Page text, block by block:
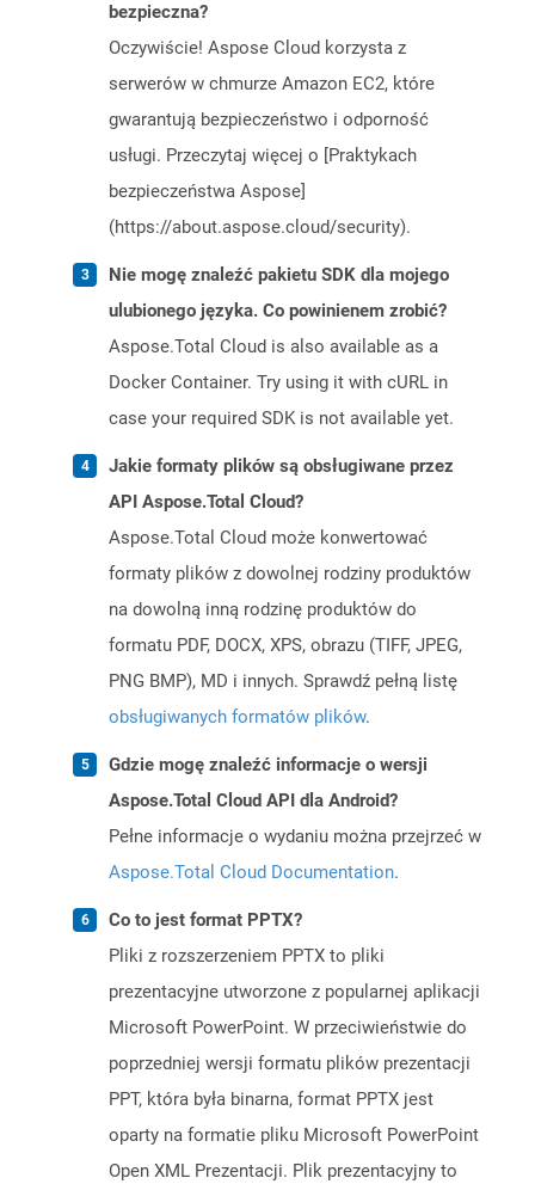
bezpieczna?
Oczywiście! Aspose Cloud korzysta z
serwerów w chmurze Amazon EC2, które
gwarantują bezpieczeństwo i odporność
usługi. Przeczytaj więcej o [Praktykach
bezpieczeństwa Aspose]
(https://about.aspose.cloud/security).
Nie mogę znaleźć pakietu SDK dla mojego
ulubionego języka. Co powinienem zrobić?
Aspose.Total Cloud is also available as a
Docker Container. Try using it with cURL in
case your required SDK is not available yet.
Jakie formaty plików są obsługiwane przez
API Aspose.Total Cloud?
Aspose.Total Cloud może konwertować
formaty plików z dowolnej rodziny produktów
na dowolną inną rodzinę produktów do
formatu PDF, DOCX, XPS, obrazu (TIFF, JPEG,
PNG BMP), MD i innych. Sprawdź pełną listę
obsługiwanych formatów plików.
Gdzie mogę znaleźć informacje o wersji
Aspose.Total Cloud API dla Android?
Pełne informacje o wydaniu można przejrzeć w
Aspose.Total Cloud Documentation.
Co to jest format PPTX?
Pliki z rozszerzeniem PPTX to pliki
prezentacyjne utworzone z popularnej aplikacji
Microsoft PowerPoint. W przeciwieństwie do
poprzedniej wersji formatu plików prezentacji
PPT, która była binarna, format PPTX jest
oparty na formatie pliku Microsoft PowerPoint
Open XML Prezentacji. Plik prezentacyjny to